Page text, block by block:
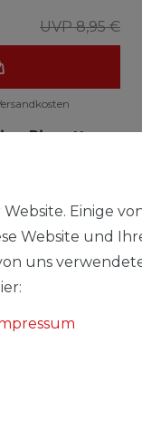
UVP 8,95 €
Pinzette,
Einige
Website und
uns